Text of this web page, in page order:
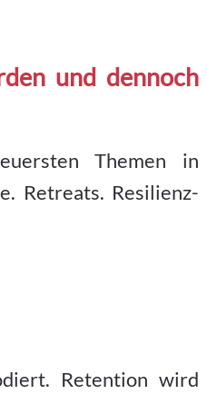
und dennoch
Themen in
Retreats. Resilienz-
Retention wird